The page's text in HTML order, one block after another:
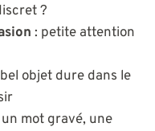
?
: petite attention
objet dure dans le
mot gravé, une